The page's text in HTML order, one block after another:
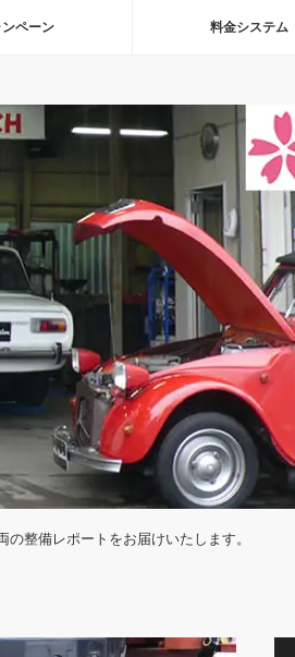
ンペーン 料金システム
整備レポートをお届けいたします。